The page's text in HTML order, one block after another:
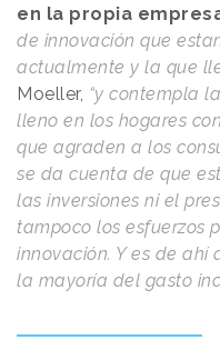
en la propia
de innovación que
actualmente y la que
Moeller, “y contempla
lleno en los hogares
que agraden a los
se da cuenta de que
las inversiones ni el
tampoco los esfuerzos
innovación. Y es de ahí
la mayoría del gasto